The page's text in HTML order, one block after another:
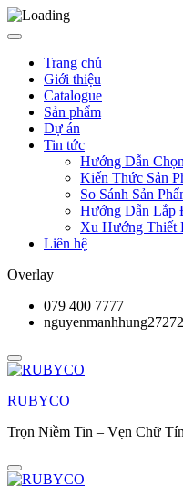
Trang chủ
Giới thiệu
Catalogue
Sản phẩm
Dự án
Tin tức
Hướng Dẫn
Kiến Thức Sản
So Sánh Sản
Hướng Dẫn Lắp
Xu Hướng Thiết
Liên hệ
Overlay
079 400 7777
RUBYCO
Trọn Niềm Tin – Vẹn Chữ Tín